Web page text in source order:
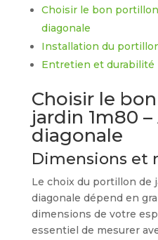
Choisir le bon
diagonale
Installation du
Entretien et durabilité
Choisir le
jardin 1m80 –
diagonale
Dimensions et
Le choix du portillon de
diagonale dépend en
dimensions de votre
essentiel de mesurer